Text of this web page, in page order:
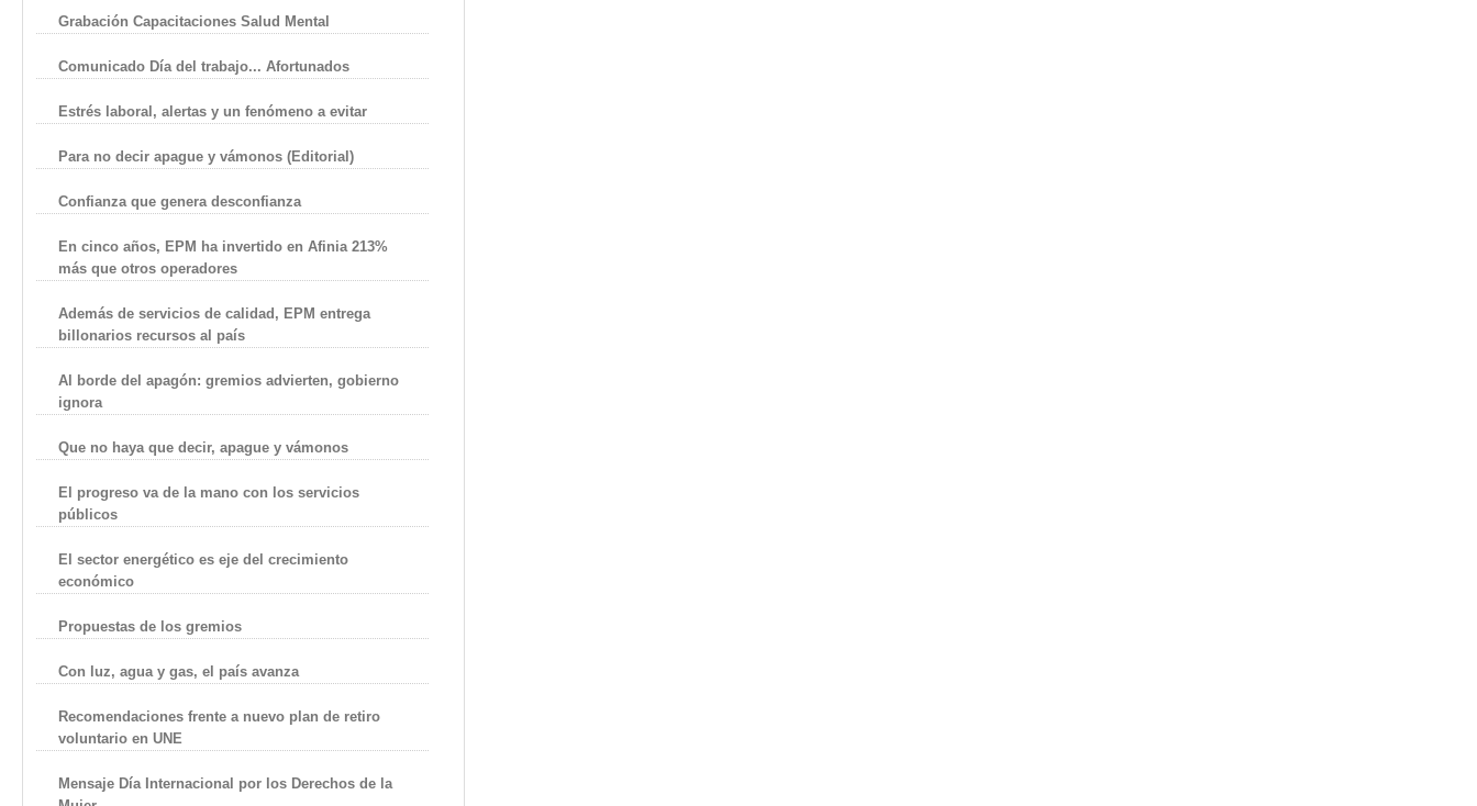
Grabación Capacitaciones Salud Mental
Comunicado Día del trabajo... Afortunados
Estrés laboral, alertas y un fenómeno a evitar
Para no decir apague y vámonos (Editorial)
Confianza que genera desconfianza
En cinco años, EPM ha invertido en Afinia 213%
más que otros operadores
Además de servicios de calidad, EPM entrega
billonarios recursos al país
Al borde del apagón: gremios advierten, gobierno
ignora
Que no haya que decir, apague y vámonos
El progreso va de la mano con los servicios
públicos
El sector energético es eje del crecimiento
económico
Propuestas de los gremios
Con luz, agua y gas, el país avanza
Recomendaciones frente a nuevo plan de retiro
voluntario en UNE
Mensaje Día Internacional por los Derechos de la